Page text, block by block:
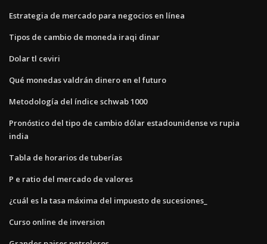
Estrategia de mercado para negocios en línea
Tipos de cambio de moneda iraqi dinar
Dolar tl ceviri
Qué monedas valdrán dinero en el futuro
Metodología del índice schwab 1000
Pronóstico del tipo de cambio dólar estadounidense vs rupia
india
Tabla de horarios de tuberías
P e ratio del mercado de valores
¿cuál es la tasa máxima del impuesto de sucesiones_
Curso online de inversion